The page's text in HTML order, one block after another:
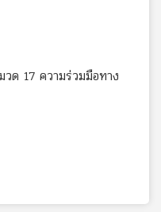
ด 17 ความร่วมมือทาง